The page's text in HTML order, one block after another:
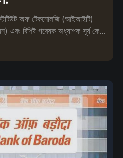
অফ টেকনোলজি (আইআইটি)
এবং বিশিষ্ট গবেষক অধ্যাপক সূর্য কে.